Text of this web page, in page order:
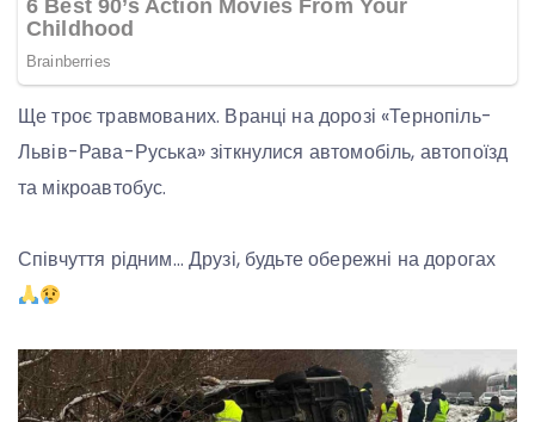
Ще троє травмованих. Вранці на дорозі «Тернопіль-
Львів-Рава-Руська» зіткнулися автомобіль, автопоїзд
та мікроавтобус.
Співчуття рідним… Друзі, будьте обережні на дорогах